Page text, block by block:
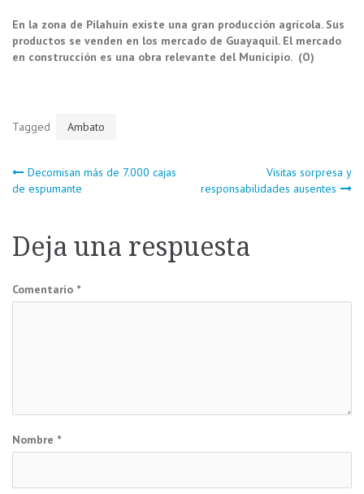
En la zona de Pilahuín existe una gran producción agrícola. Sus
productos se venden en los mercado de Guayaquil. El mercado
en construcción es una obra relevante del Municipio. (O)
Tagged Ambato
Navegación
entradas
Decomisan más de 7.000 cajas
de espumante
Visitas sorpresa y
responsabilidades ausentes
Deja una respuesta
Comentario *
Nombre *